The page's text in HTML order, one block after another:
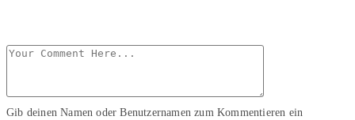
Gib deinen Namen oder Benutzernamen zum Kommentieren ein